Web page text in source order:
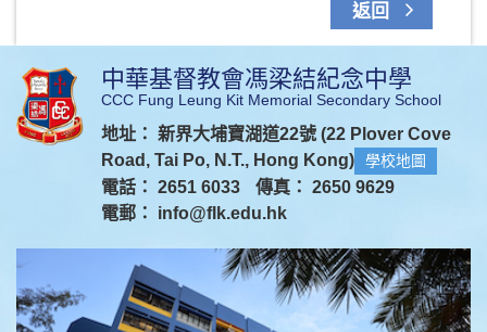
返回
中華基督教會馮梁結紀念中學
CCC Fung Leung Kit Memorial Secondary School
地址： 新界大埔寶湖道22號 (22 Plover Cove
Road, Tai Po, N.T., Hong Kong)
學校地圖
電話： 2651 6033
傳真： 2650 9629
電郵： info@flk.edu.hk